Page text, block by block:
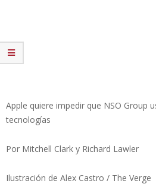
Apple quiere impedir que NSO Group
tecnologías
Por Mitchell Clark y Richard Lawler
Ilustración de Alex Castro / The Verge